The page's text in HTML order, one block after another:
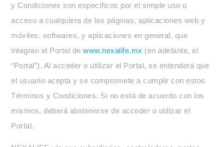
y Condiciones son específicos por el simple uso o
acceso a cualquiera de las páginas, aplicaciones web y
móviles, softwares, y aplicaciones en general, que
integran el Portal dewww.nexalife.mx (en adelante, el
“Portal”). Al acceder o utilizar el Portal, se entenderá que
el usuario acepta y se compromete a cumplir con estos
Términos y Condiciones. Si no está de acuerdo con los
mismos, deberá abstenerse de acceder o utilizar el
Portal.